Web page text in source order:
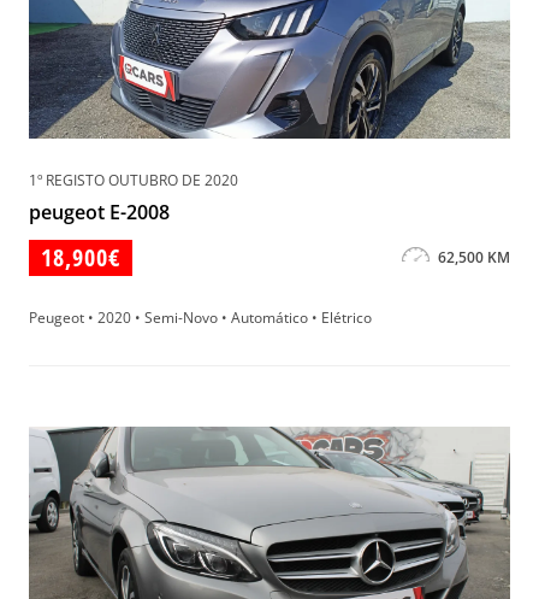
1º REGISTO OUTUBRO DE 2020
peugeot E-2008
18,900€ 62,500 KM
Peugeot • 2020 • Semi-Novo • Automático • Elétrico